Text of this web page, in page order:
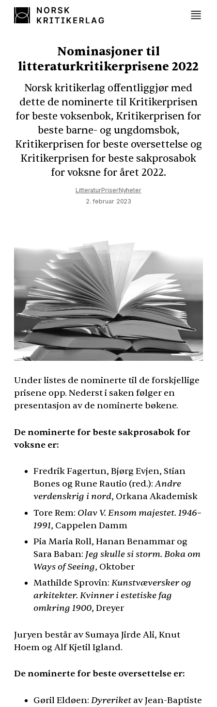
Nominasjoner til
litteraturkritikerprisene 2022
Norsk kritikerlag offentliggjør med
dette de nominerte til Kritikerprisen
for beste voksenbok, Kritikerprisen for
beste barne- og ungdomsbok,
Kritikerprisen for beste oversettelse og
Kritikerprisen for beste sakprosabok
for voksne for året 2022.
LitteraturPriserNyheter
2. februar 2023
Under listes de nominerte til de forskjellige
prisene opp. Nederst i saken følger en
presentasjon av de nominerte bøkene.
De nominerte for beste sakprosabok for
voksne er:
Fredrik Fagertun, Bjørg Evjen, Stian
Bones og Rune Rautio (red.):Andre
verdenskrig i nord, Orkana Akademisk
Tore Rem: Olav V. Ensom majestet. 1946–
1991, Cappelen Damm
Pia Maria Roll, Hanan Benammar og
Sara Baban: Jeg skulle si storm. Boka om
Ways of Seeing, Oktober
Mathilde Sprovin: Kunstvæversker og
arkitekter. Kvinner i estetiske fag
omkring 1900, Dreyer
Juryen består av Sumaya Jirde Ali, Knut
Hoem og Alf Kjetil Igland.
De nominerte for beste oversettelse er:
Gøril Eldøen: Dyreriketav Jean-Baptiste